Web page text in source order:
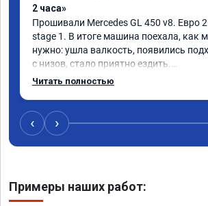
2 часа»
Прошивали Mercedes GL 450 v8. Евро
stage 1. В итоге машина поехала, как
нужно: ушла валкость, появились
с низов, стало приятно ездить.
Одни из лучших трат, в авто! 🔥
Читать полностью
‹ ›
Примеры наших работ: